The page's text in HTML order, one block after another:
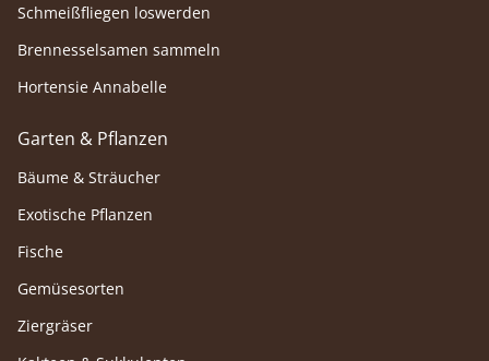
Schmeißfliegen loswerden
Brennesselsamen sammeln
Hortensie Annabelle
Garten & Pflanzen
Bäume & Sträucher
Exotische Pflanzen
Fische
Gemüsesorten
Ziergräser